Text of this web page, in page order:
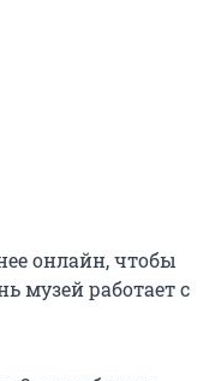
онлайн, чтобы
музей работает с